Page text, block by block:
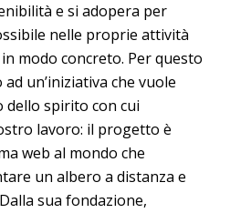
e si adopera per
nelle proprie attività
modo concreto. Per questo
un’iniziativa che vuole
dello spirito con cui
lavoro: il progetto è
web al mondo che
un albero a distanza e
sua fondazione,